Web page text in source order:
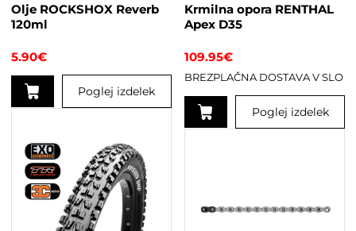
Olje ROCKSHOX Reverb
120ml
5.90€
Poglej izdelek
Krmilna opora RENTHAL
Apex D35
109.95€
BREZPLAČNA DOSTAVA V SLO
Poglej izdelek